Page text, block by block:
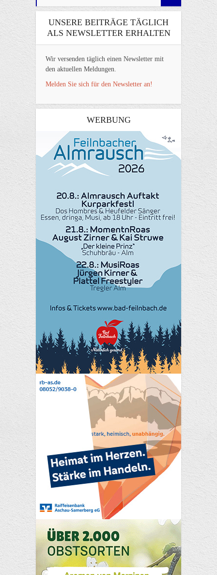
UNSERE BEITRÄGE TÄGLICH
ALS NEWSLETTER ERHALTEN
Wir versenden täglich einen Newsletter mit
den aktuellen Meldungen.
Melden Sie sich für den Newsletter an!
WERBUNG